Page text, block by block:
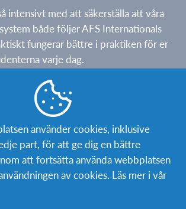
intensivt med att säkerställa att våra
både följer AFS Internationals
fungerar bättre i praktiken för er
varje dag.
glada över att ha Mai, Jorren
med ombord. Jorren arbetar bl.a. nära
att stärka och bygga en mer hållbar
Mai har gjort ett stort arbete
uppdatering av hemsidan, och
tillsammans med mediegruppen ett
med våra sociala medier.
inspirerande att se hur mycket som
använder cookies, inklusive
part, för att ge dig en bättre
att fortsätta använda webbplatsen
av cookies. Läs mer i vår